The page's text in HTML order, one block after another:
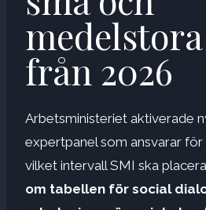
från 2026
Arbetsministeriet aktiverade
expertpanel som ansvarar
vilket intervall SMI ska
om tabellen för social